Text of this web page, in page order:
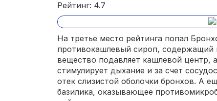
Рейтинг: 4.7
На третье место рейтинга попал
противокашлевый сироп, содержащий
вещество подавляет кашлевой центр,
стимулирует дыхание и за счет
отек слизистой оболочки бронхов. А
базилика, оказывающее